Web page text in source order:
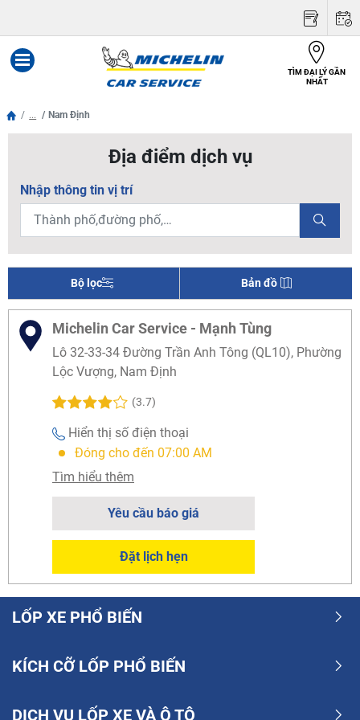
TÌM ĐẠI LÝ GẦN
NHẤT
... Nam Định
Địa điểm dịch vụ
Nhập thông tin vị trí
Bộ lọc Bản đồ
Michelin Car Service - Mạnh Tùng
Lô 32-33-34 Đường Trần Anh Tông (QL10), Phường
Lộc Vượng, Nam Định
(3.7)
Hiển thị số điện thoại
Đóng cho đến 07:00 AM
Tìm hiểu thêm
Yêu cầu báo giá
Đặt lịch hẹn
LỐP XE PHỔ BIẾN
KÍCH CỠ LỐP PHỔ BIẾN
DỊCH VỤ LỐP XE VÀ Ô TÔ